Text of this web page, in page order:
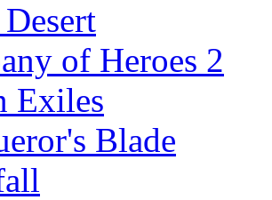
of Heroes 2
Exiles
Blade